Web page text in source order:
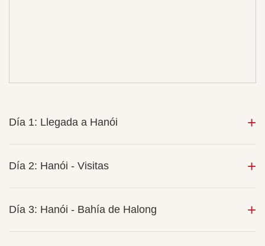
Día 1: Llegada a Hanói
Día 2: Hanói - Visitas
Día 3: Hanói - Bahía de Halong